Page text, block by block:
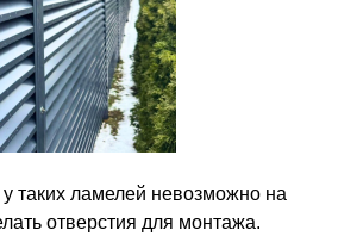
таких ламелей невозможно на
отверстия для монтажа.